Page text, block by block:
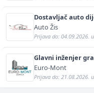
Dostavljač auto
Auto Žis
Prijava do: 04.09.2026.
Glavni inženjer
Euro-Mont
Prijava do: 21.08.2026.